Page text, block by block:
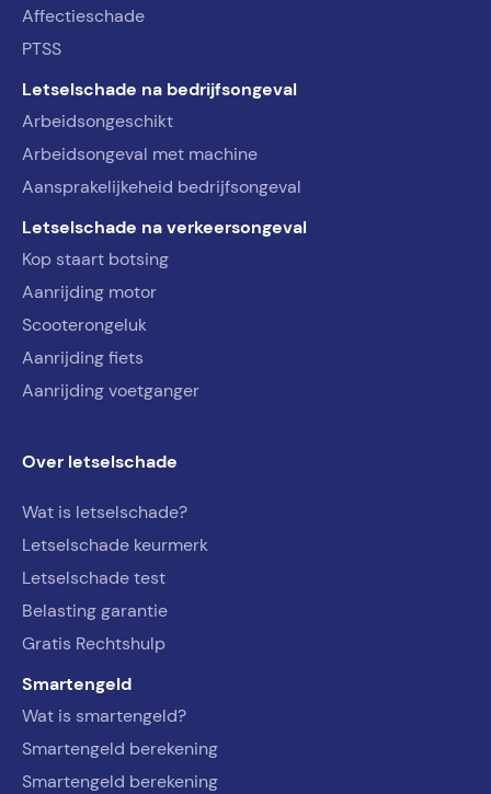
Affectieschade
PTSS
Letselschade na bedrijfsongeval
Arbeidsongeschikt
Arbeidsongeval met machine
Aansprakelijkeheid bedrijfsongeval
Letselschade na verkeersongeval
Kop staart botsing
Aanrijding motor
Scooterongeluk
Aanrijding fiets
Aanrijding voetganger
Over letselschade
Wat is letselschade?
Letselschade keurmerk
Letselschade test
Belasting garantie
Gratis Rechtshulp
Smartengeld
Wat is smartengeld?
Smartengeld berekening
Smartengeld berekening